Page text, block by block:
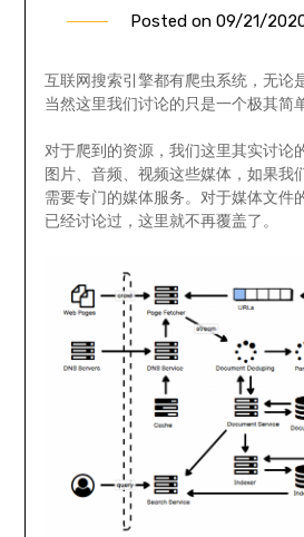
Posted on 09/21/
互联网搜索引擎都有爬虫系统，无论
当然这里我们讨论的只是一个极其简
对于爬到的资源，我们这里其实讨论
图片、音频、视频这些媒体，如果我
需要专门的媒体服务。对于媒体文件
已经讨论过，这里就不再覆盖了。